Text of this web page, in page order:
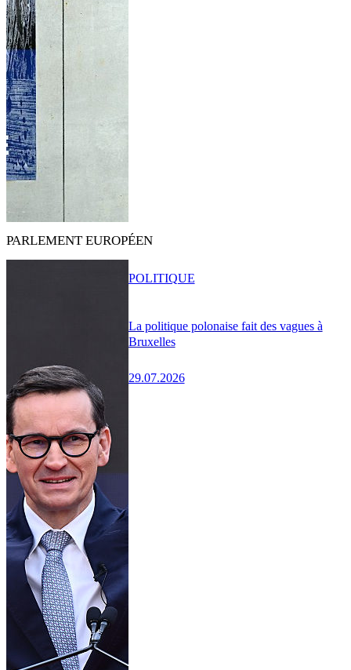
PARLEMENT EUROPÉEN
La politique polonaise fait des vagues à
Bruxelles
29.07.2026
POLITIQUE